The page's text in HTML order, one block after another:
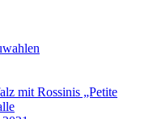
mit Rossinis „Petite